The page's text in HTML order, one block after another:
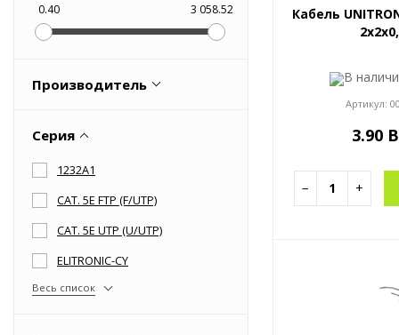
0.40 3 058.52
Производитель
TIC. A.S.
Birikim Kablo
ELTROS
KASTRO KABLO SAN. TIC. A.Ş.
Весь список
Серия
1232A1
CAT. 5Е FTP (F/UTP)
CAT. 5Е UTP (U/UTP)
ELITRONIC-CY
Весь список
Кабель
В
Артикул:
3.90
− +